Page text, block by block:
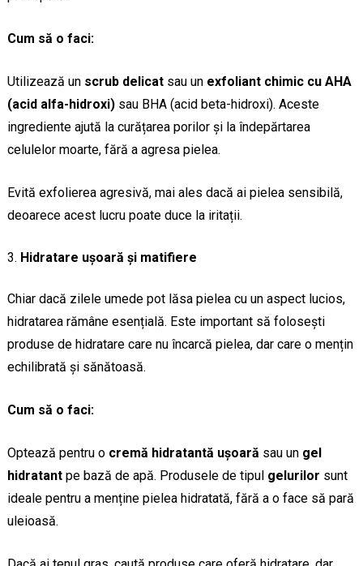
Cum să o faci:
Utilizează un scrub delicatsau un exfoliant chimic cu AHA
(acid alfa-hidroxi)sau BHA (acid beta-hidroxi). Aceste
ingrediente ajută la curățarea porilor și la îndepărtarea
celulelor moarte, fără a agresa pielea.
Evită exfolierea agresivă, mai ales dacă ai pielea sensibilă,
deoarece acest lucru poate duce la iritații.
Hidratare ușoară și matifiere
Chiar dacă zilele umede pot lăsa pielea cu un aspect lucios,
hidratarea rămâne esențială. Este important să folosești
produse de hidratare care nu încarcă pielea, dar care o mențin
echilibrată și sănătoasă.
Cum să o faci:
Optează pentru o cremă hidratantă ușoară sau un gel
hidratantpe bază de apă. Produsele de tipul gelurilor sunt
ideale pentru a menține pielea hidratată, fără a o face să pară
uleioasă.